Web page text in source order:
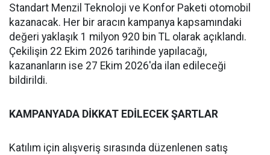
Standart Menzil Teknoloji ve Konfor Paketi otomobil
kazanacak. Her bir aracın kampanya kapsamındaki
değeri yaklaşık 1 milyon 920 bin TL olarak açıklandı.
Çekilişin 22 Ekim 2026 tarihinde yapılacağı,
kazananların ise 27 Ekim 2026'da ilan edileceği
bildirildi.
KAMPANYADA DİKKAT EDİLECEK ŞARTLAR
Katılım için alışveriş sırasında düzenlenen satış